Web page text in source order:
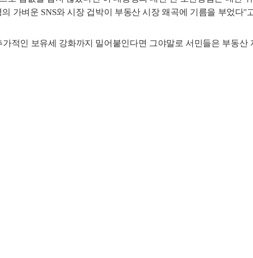
가벼운 SNS와 시장 겁박이 부동산 시장 왜곡에 기름을 부었다"
적인 보유세 강화까지 밀어붙인다면 그야말로 서민들은 부동산